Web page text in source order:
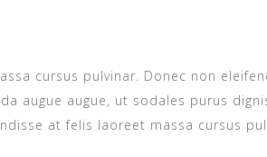
cursus pulvinar. Donec non
augue augue, ut sodales purus
at felis laoreet massa cursus